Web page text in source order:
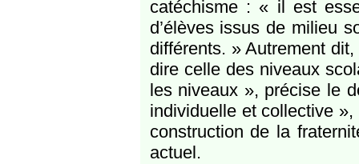
catéchisme : « il est
d’élèves issus de milieu
différents. » Autrement
dire celle des niveaux
les niveaux », précise le
individuelle et collective
construction de la
actuel.